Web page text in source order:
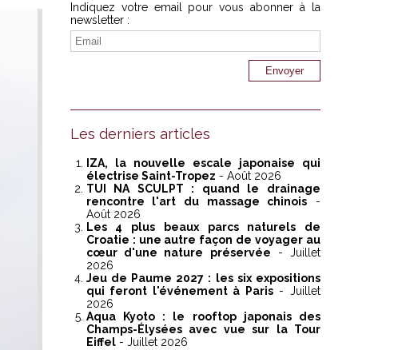
Indiquez votre email pour vous abonner à la
newsletter :
Les derniers articles
IZA, la nouvelle escale japonaise qui
électrise Saint-Tropez - Août 2026
TUI NA SCULPT : quand le drainage
rencontre l'art du massage chinois -
Août 2026
Les 4 plus beaux parcs naturels de
Croatie : une autre façon de voyager au
cœur d'une nature préservée - Juillet
2026
Jeu de Paume 2027 : les six expositions
qui feront l'événement à Paris- Juillet
2026
Aqua Kyoto : le rooftop japonais des
Champs-Élysées avec vue sur la Tour
Eiffel- Juillet 2026